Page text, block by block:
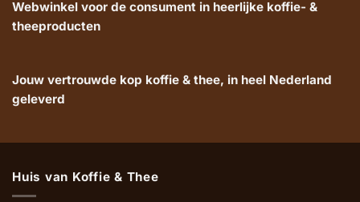
Webwinkel voor de consument in heerlijke koffie- &
theeproducten
Jouw vertrouwde kop koffie & thee, in heel Nederland
geleverd
Huis van Koffie & Thee